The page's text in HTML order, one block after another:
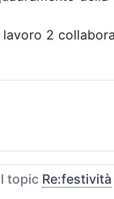
2
topic Re:festività